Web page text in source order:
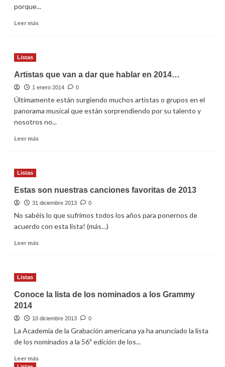
Choice
Awards
porque...
Leer másLeer
nacionales
de
2014!
Listas
Artistas que van a dar que hablar en 2014…
1 enero 2014 0
Últimamente están surgiendo muchos artistas o grupos en el
panorama musical que están sorprendiendo por su talento y
nosotros no...
Leer másLeer
a
dar
que
2014…
Listas
Estas son nuestras canciones favoritas de 2013
31 diciembre 2013 0
No sabéis lo que sufrimos todos los años para ponernos de
acuerdo con esta lista! (más…)
Leer másLeer
canciones
de
2013
Listas
Conoce la lista de los nominados a los Grammy
2014
10 diciembre 2013 0
La Academia de la Grabación americana ya ha anunciado la lista
de los nominados a la 56ª edición de los...
Leer másLeer